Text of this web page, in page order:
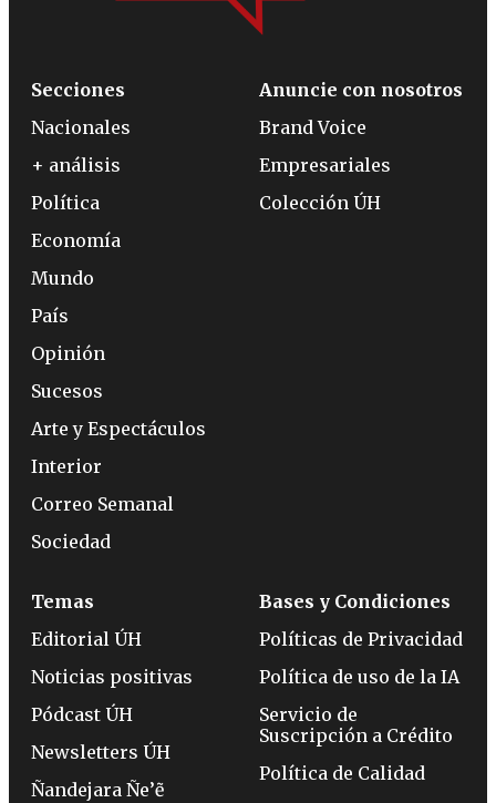
Secciones
Nacionales
+ análisis
Política
Economía
Mundo
País
Opinión
Sucesos
Arte y Espectáculos
Interior
Correo Semanal
Sociedad
Anuncie con nosotros
Brand Voice
Empresariales
Colección ÚH
Temas
Editorial ÚH
Noticias positivas
Pódcast ÚH
Newsletters ÚH
Ñandejara Ñe’ẽ
Bases y Condiciones
Políticas de Privacidad
Política de uso de la IA
Servicio de
Suscripción a Crédito
Política de Calidad